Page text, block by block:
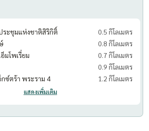
ระชุมแห่งชาติสิริกิติ์
0.5 กิโลเมตร
0.8 กิโลเมตร
มโพเรี่ยม
0.7 กิโลเมตร
0.9 กิโลเมตร
กซ์ตร้า พระราม 4
1.2 กิโลเมตร
แสดงเพิ่มเติม